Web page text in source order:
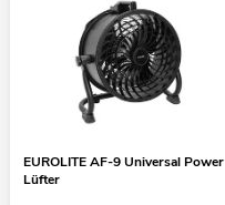
EUROLITE AF-9 Universal Power
Lüfter